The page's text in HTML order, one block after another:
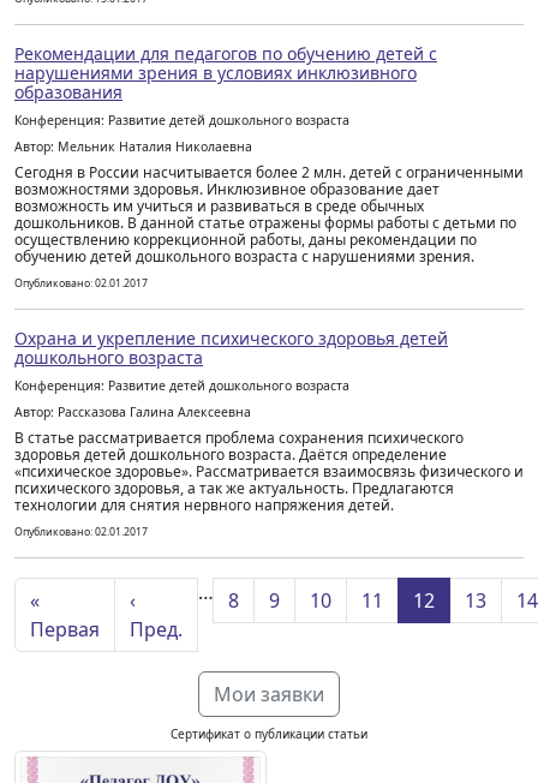
Рекомендации для педагогов по обучению детей с
нарушениями зрения в условиях инклюзивного
образования
Конференция: Развитие детей дошкольного возраста
Автор: Мельник Наталия Николаевна
Сегодня в России насчитывается более 2 млн. детей с ограниченными
возможностями здоровья. Инклюзивное образование дает
возможность им учиться и развиваться в среде обычных
дошкольников. В данной статье отражены формы работы с детьми по
осуществлению коррекционной работы, даны рекомендации по
обучению детей дошкольного возраста с нарушениями зрения.
Опубликовано: 02.01.2017
Охрана и укрепление психического здоровья детей
дошкольного возраста
Конференция: Развитие детей дошкольного возраста
Автор: Рассказова Галина Алексеевна
В статье рассматривается проблема сохранения психического
здоровья детей дошкольного возраста. Даётся определение
«психическое здоровье». Рассматривается взаимосвязь физического и
психического здоровья, а так же актуальность. Предлагаются
технологии для снятия нервного напряжения детей.
Опубликовано: 02.01.2017
«
Первая
‹
Пред.
… 8 9 10 11 12 13 14
Мои заявки
Сертификат о публикации статьи